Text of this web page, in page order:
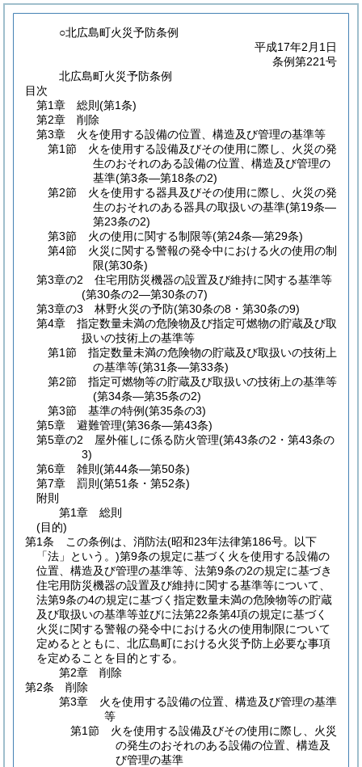
○北広島町火災予防条例
平成17年2月1日
条例第221号
北広島町火災予防条例
目次
第1章
総則 (第1条)
第2章
削除
第3章
火を使用する設備の位置、構造及び管理の基準等
第1節
火を使用する設備及びその使用に際し、火災の発
生のおそれのある設備の位置、構造及び管理の
基準(第3条―第18条の2)
第2節
火を使用する器具及びその使用に際し、火災の発
生のおそれのある器具の取扱いの基準(第19条―
第23条の2)
第3節
火の使用に関する制限等(第24条―第29条)
第4節
火災に関する警報の発令中における火の使用の制
限(第30条)
第3章の2
住宅用防災機器の設置及び維持に関する基準等
(第30条の2―第30条の7)
第3章の3
林野火災の予防(第30条の8・第30条の9)
第4章
指定数量未満の危険物及び指定可燃物の貯蔵及び取
扱いの技術上の基準等
第1節
指定数量未満の危険物の貯蔵及び取扱いの技術上
の基準等(第31条―第33条)
第2節
指定可燃物等の貯蔵及び取扱いの技術上の基準等
(第34条―第35条の2)
第3節
基準の特例(第35条の3)
第5章
避難管理(第36条―第43条)
第5章の2
屋外催しに係る防火管理(第43条の2・第43条の
3)
第6章
雑則 (第44条―第50条)
第7章
罰則 (第51条・第52条)
附則
第1章
総則
(目的)
第1条
この条例は、消防法(昭和23年法律第186号。以下
「法」という。)第9条の規定に基づく火を使用する設備の
位置、構造及び管理の基準等、法第9条の2の規定に基づき
住宅用防災機器の設置及び維持に関する基準等について、
法第9条の4の規定に基づく指定数量未満の危険物等の貯蔵
及び取扱いの基準等並びに法第22条第4項の規定に基づく
火災に関する警報の発令中における火の使用制限について
定めるとともに、北広島町における火災予防上必要な事項
を定めることを目的とする。
第2章
削除
第2条
削除
第3章
火を使用する設備の位置、構造及び管理の基準
等
第1節
火を使用する設備及びその使用に際し、火災
の発生のおそれのある設備の位置、構造及
び管理の基準